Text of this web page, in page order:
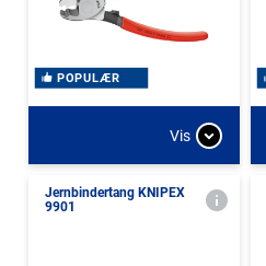
POPULÆR
Vis
Jernbindertang KNIPEX
9901